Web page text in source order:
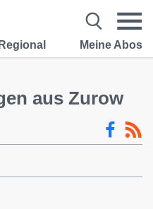
Regional Meine Abos
aus Zurow